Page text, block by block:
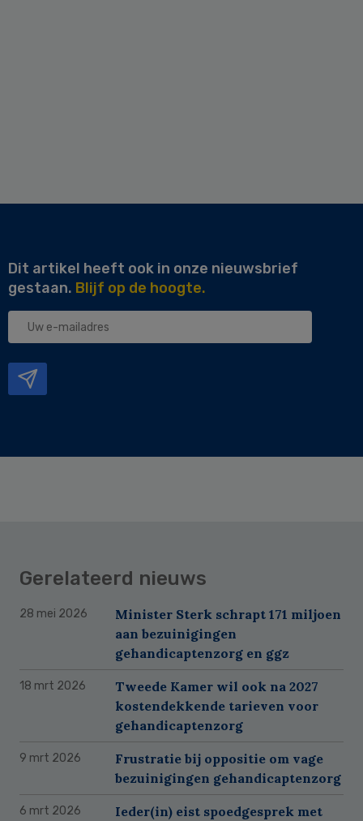
Dit artikel heeft ook in onze nieuwsbrief
gestaan. Blijf op de hoogte.
Uw
Gerelateerd nieuws
28 mei 2026
Minister Sterk schrapt 171 miljoen
aan bezuinigingen
gehandicaptenzorg en ggz
18 mrt 2026
Tweede Kamer wil ook na 2027
kostendekkende tarieven voor
gehandicaptenzorg
9 mrt 2026
Frustratie bij oppositie om vage
bezuinigingen gehandicaptenzorg
6 mrt 2026
Ieder(in) eist spoedgesprek met